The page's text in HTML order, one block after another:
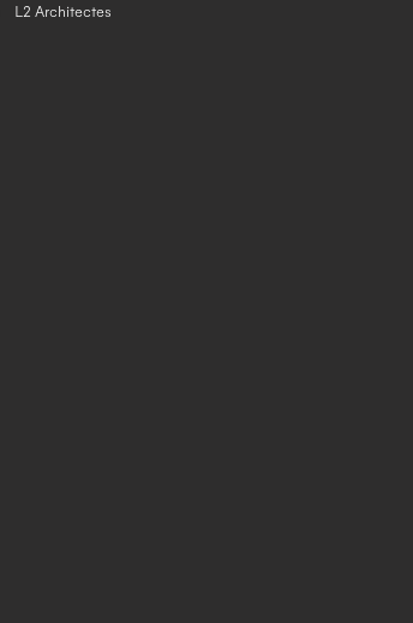
L2 Architectes